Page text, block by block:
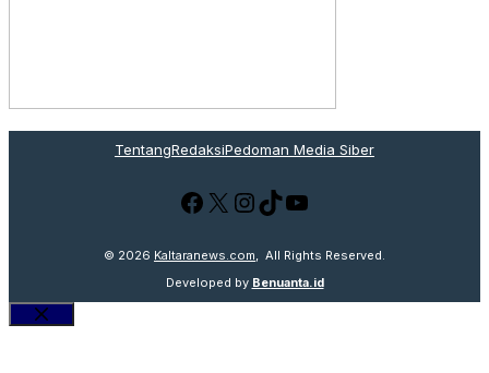
TentangRedaksiPedoman Media Siber
Facebook
X Instagram
TikTok
YouTube
© 2026 Kaltaranews.com , All Rights Reserved.
Developed by Benuanta.id
Close